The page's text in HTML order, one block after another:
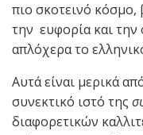
πιο σκοτεινό
την ευφορία και
απλόχερα το
Αυτά είναι μερικά
συνεκτικό ιστό της
διαφορετικών